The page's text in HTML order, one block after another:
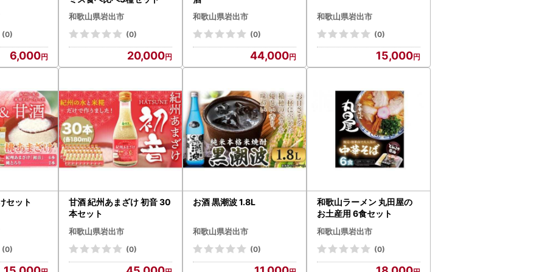
(0)
6,000
和歌山県岩出市
(0)
20,000
和歌山県岩出市
(0)
44,000
和歌山県岩出市
(0)
15,000
セット
(0)
甘酒 紀州あまざけ 初音 30
本セット
和歌山県岩出市
(0)
お酒 黒潮波 1.8L
和歌山県岩出市
(0)
和歌山ラーメン 丸田屋の
お土産用 6食セット
和歌山県岩出市
(0)